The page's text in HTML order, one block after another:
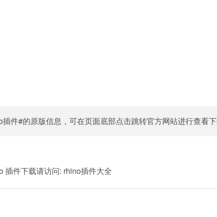
件#的原版信息，可在页面底部点击跳转官方网站进行查看
插件下载请访问: rhino插件大全